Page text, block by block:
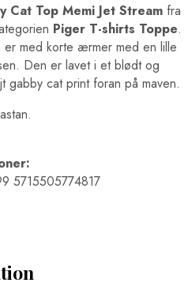
Cat Top Memi Jet Stream fra
Piger T-shirts Toppe.
med korte ærmer med en lille
Den er lavet i et blødt og
gabby cat print foran på maven.
5715505774817